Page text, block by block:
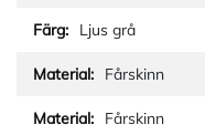
Ljus grå
Fårskinn
Fårskinn